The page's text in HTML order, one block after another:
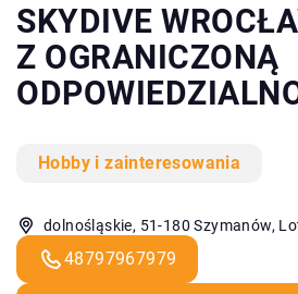
SKYDIVE
Z OGRANICZONĄ
Hobby i zainteresowania
dolnośląskie, 51-180 Szymanów,
48797967979